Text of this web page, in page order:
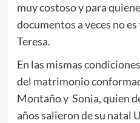
muy costoso y para
documentos a veces no
Teresa.
En las mismas
del matrimonio
Montaño y Sonia, quien
años salieron de su natal